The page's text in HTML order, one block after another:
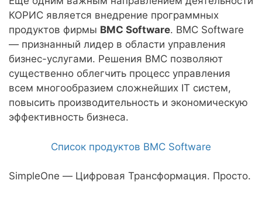
КОРИС является внедрение программных
продуктов фирмы BMC Software. BMC Software
— признанный лидер в области управления
бизнес-услугами. Решения BMC позволяют
существенно облегчить процесс управления
всем многообразием сложнейших IT систем,
повысить производительность и экономическую
эффективность бизнеса.
Список продуктов BMC Software
SimpleOne — Цифровая Трансформация. Просто.